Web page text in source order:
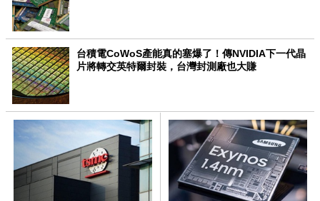
台積電CoWoS產能真的塞爆了！傳NVIDIA下一代晶
片將轉交英特爾封裝，台灣封測廠也大賺